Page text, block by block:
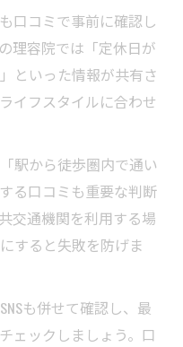
口コミで事前に確認し
理容院では「定休日が
といった情報が共有さ
イフスタイルに合わせ
駅から徒歩圏内で通い
る口コミも重要な判断
交通機関を利用する場
すると失敗を防げま
も併せて確認し、最
ェックしましょう。口